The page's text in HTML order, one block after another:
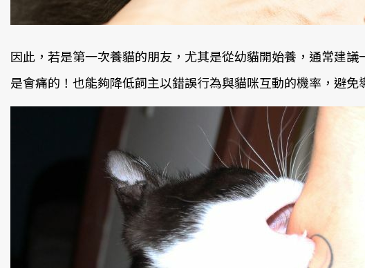
因此，若是第一次養貓的朋友，尤其是從幼貓開始養，通常建
是會痛的！也能夠降低飼主以錯誤行為與貓咪互動的機率，避